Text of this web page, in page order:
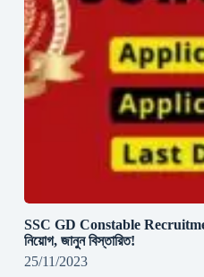
SSC GD Constable
নিয়োগ, জানুন বিস্তারিত!
25/11/2023